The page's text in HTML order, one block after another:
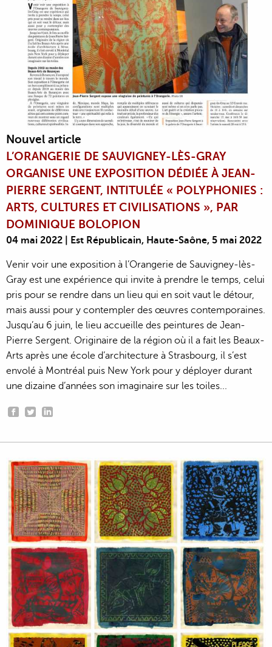
Nouvel article
L’ORANGERIE DE SAUVIGNEY-LÈS-GRAY
ORGANISE UNE EXPOSITION DÉDIÉE À JEAN-
PIERRE SERGENT, INTITULÉE « POLYPHONIES :
ARTS, CULTURES ET CIVILISATIONS », PAR
DOMINIQUE BOLOPION
04 mai 2022 | Est Républicain, Haute-Saône, 5 mai 2022
Venir voir une exposition à l’Orangerie de Sauvigney-lès-
Gray est une expérience qui invite à prendre le temps, celui
pris pour se rendre dans un lieu qui en soit vaut le détour,
mais aussi pour y contempler des œuvres contemporaines.
Jusqu’au 6 juin, le lieu accueille des peintures de Jean-
Pierre Sergent. Originaire de la région où il a fait les Beaux-
Arts après une école d’architecture à Strasbourg, il s’est
envolé à Montréal puis New York pour y déployer durant
une dizaine d’années son imaginaire sur les toiles...